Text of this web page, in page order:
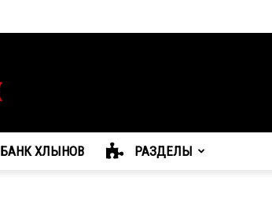
БАНК ХЛЫНОВ РАЗДЕЛЫ